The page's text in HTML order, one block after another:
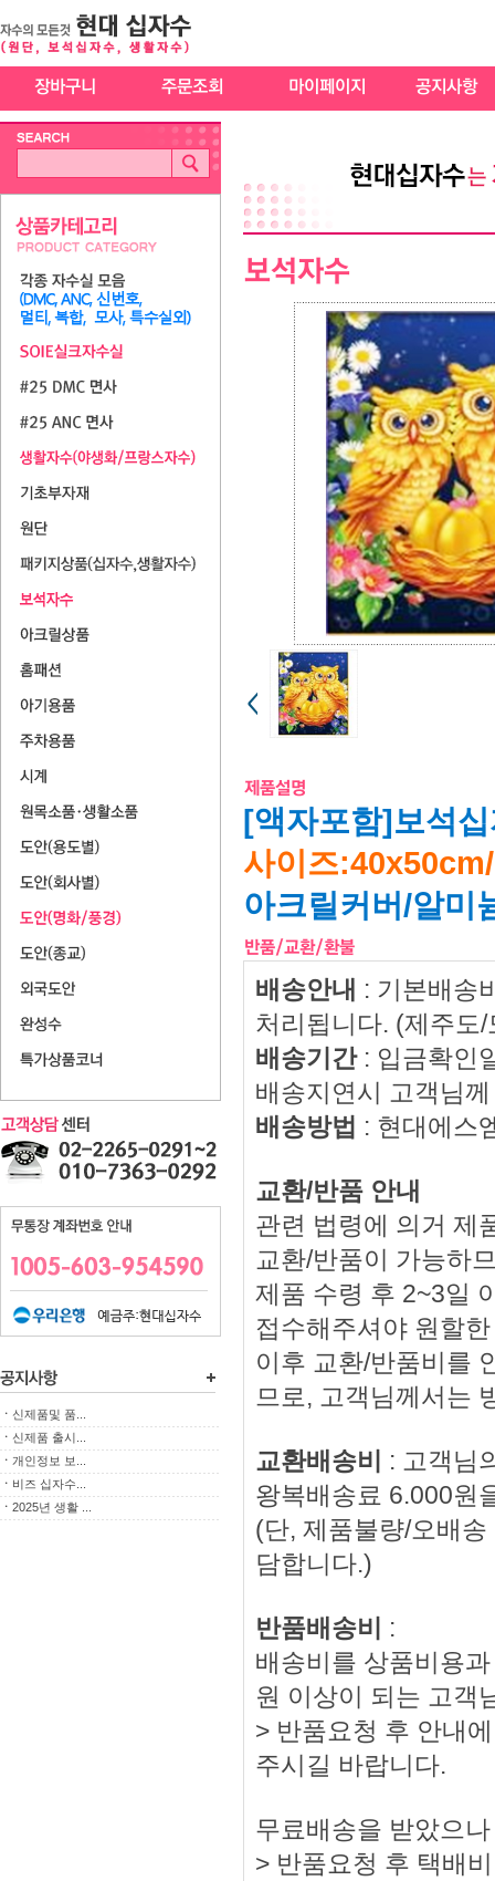
ㆍ 신제품및 품...
ㆍ 신제품 출시...
ㆍ 개인정보 보...
ㆍ 비즈 십자수...
ㆍ 2025년 생활 ...
[액자포함]보석
사이즈
아크릴커버/알미
배송안내 : 기본배송
처리됩니다. (제주도
배송기간: 입금확인
배송지연시 고객님
배송방법 : 현대에스
교환/반품 안내
관련 법령에 의거 제
교환/반품이 가능하
제품 수령 후 2~3일
접수해주셔야 원할
이후 교환/반품비를
므로, 고객님께서는
교환배송비
: 고객님
왕복배송료 6.000원
(단, 제품불량/오배
담합니다.)
반품배송비
:
배송비를 상품비용
원 이상이 되는 고객
> 반품요청 후 안내
주시길 바랍니다.
무료배송을 받았으
> 반품요청 후 택배